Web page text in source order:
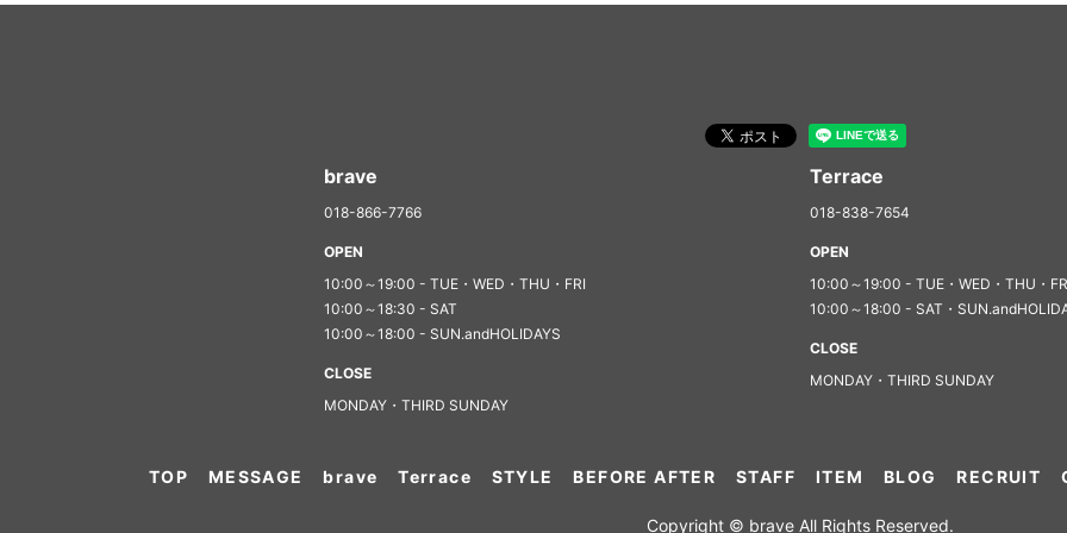
brave
018-866-7766
OPEN
10:00～19:00 - TUE・WED・THU・FRI
10:00～18:30 - SAT
10:00～18:00 - SUN.andHOLIDAYS
CLOSE
MONDAY・THIRD SUNDAY
Terrace
018-838-7654
OPEN
10:00～19:00 - TUE・WED・THU・
10:00～18:00 - SAT・
CLOSE
MONDAY・THIRD SUNDAY
TOP MESSAGE brave Terrace STYLE BEFORE AFTER STAFF ITEM BLOG RECRUIT
Copyright © brave All Rights Reserved.